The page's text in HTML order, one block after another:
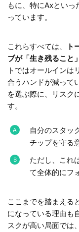
もに、特にAxといっ
っています。
これらすべては、
ト
ブが「生き残ること」
トではオールインは
合うハンドが減って
を選ぶ際に、リスク
す。
自分のスタッ
チップを守る
ただし、これ
て全体的にフ
ここまでを踏まえる
になっている理由も
スクが高い局面では